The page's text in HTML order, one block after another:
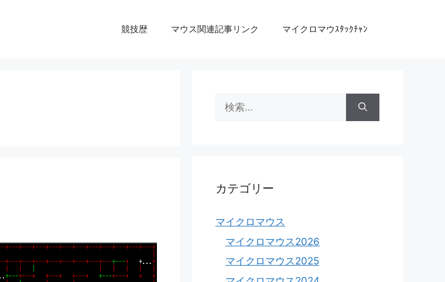
競技歴 マウス関連記事リンク マイクロマウｽﾀｯｸﾁｬﾝ
索:
カテゴリー
マイクロマウス
マイクロマウス2026
マイクロマウス2025